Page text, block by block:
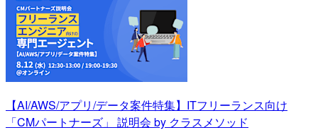
【AI/AWS/アプリ/データ案件特集】ITフリーランス向け
「CMパートナーズ」 説明会 by クラスメソッド